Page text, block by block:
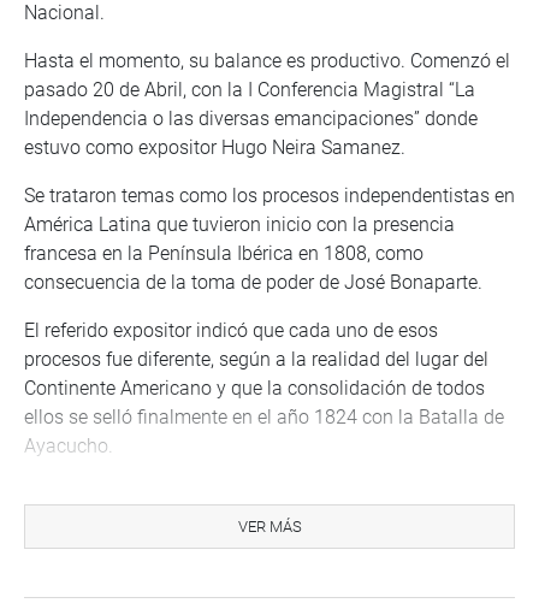
Nacional.
Hasta el momento, su balance es productivo. Comenzó el
pasado 20 de Abril, con la I Conferencia Magistral “La
Independencia o las diversas emancipaciones” donde
estuvo como expositor Hugo Neira Samanez.
Se trataron temas como los procesos independentistas en
América Latina que tuvieron inicio con la presencia
francesa en la Península Ibérica en 1808, como
consecuencia de la toma de poder de José Bonaparte.
El referido expositor indicó que cada uno de esos
procesos fue diferente, según a la realidad del lugar del
Continente Americano y que la consolidación de todos
ellos se selló finalmente en el año 1824 con la Batalla de
Ayacucho.
camino político, económico y social que siguieron las
nuevas repúblicas y del impacto que todo esto ha
VER MÁS